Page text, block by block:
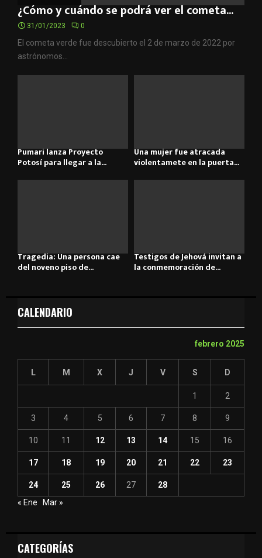
¿Cómo y cuándo se podrá ver el cometa...
31/01/2023 0
El cometa verde fue descubierto el 2 de marzo de 2022 por
astrónomos...
Pumari lanza Proyecto
Potosí para llegar a la...
Una mujer fue atracada
violentamete en la puerta...
Tragedia: Una persona cae
del noveno piso de...
Testigos de Jehová invitan a
la conmemoración de...
CALENDARIO
febrero 2025
L M X J V S D
1 2
3 4 5 6 7 8 9
10 11 12 13 14 15 16
17 18 19 20 21 22 23
24 25 26 27
28
« Ene
Mar »
CATEGORÍAS